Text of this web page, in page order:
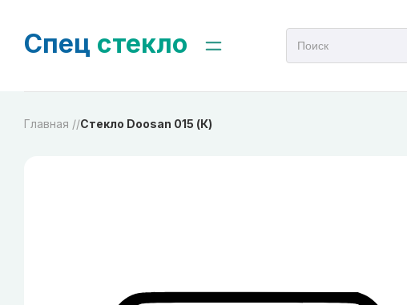
Спец стекло
Главная //Стекло Doosan 015 (К)